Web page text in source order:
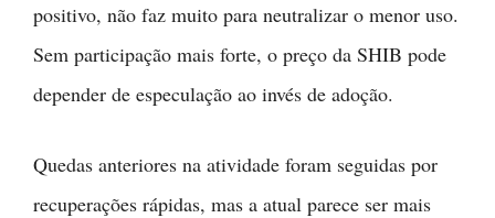
positivo, não faz muito para neutralizar o menor uso.
Sem participação mais forte, o preço da SHIB pode
depender de especulação ao invés de adoção.
Quedas anteriores na atividade foram seguidas por
recuperações rápidas, mas a atual parece ser mais